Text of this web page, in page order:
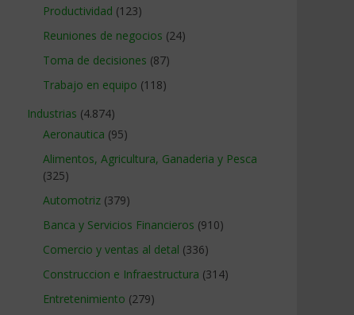
Productividad (123)
Reuniones de negocios (24)
Toma de decisiones (87)
Trabajo en equipo (118)
Industrias (4.874)
Aeronautica (95)
Alimentos, Agricultura, Ganaderia y Pesca
(325)
Automotriz (379)
Banca y Servicios Financieros (910)
Comercio y ventas al detal (336)
Construccion e Infraestructura (314)
Entretenimiento (279)